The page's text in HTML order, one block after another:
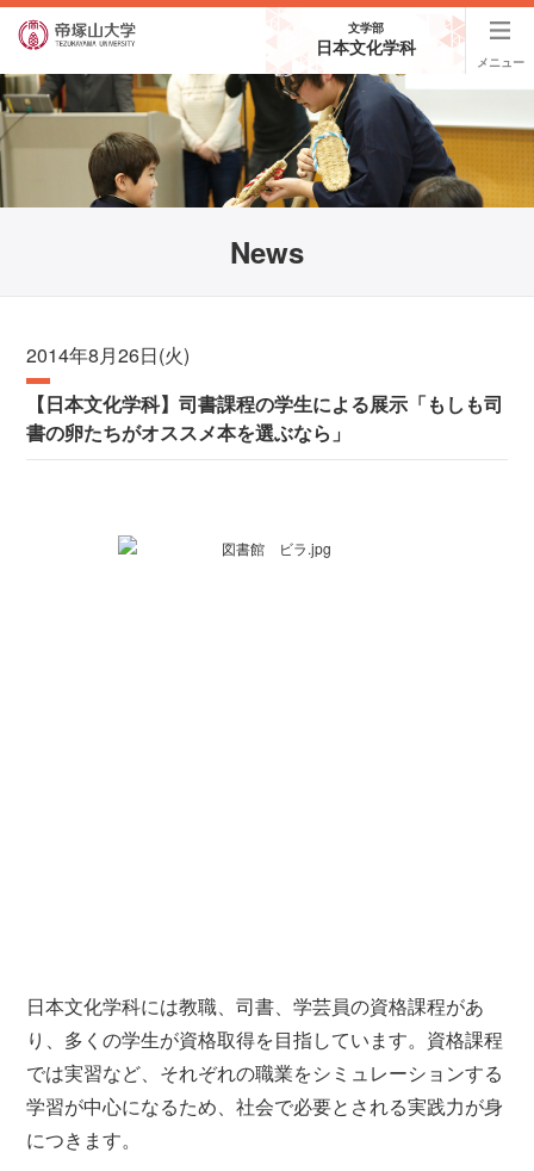
文学部
日本文化学科
メニュー
News
2014年8月26日(火)
【日本文化学科】司書課程の学生による展示「もしも司
書の卵たちがオススメ本を選ぶなら」
日本文化学科には教職、司書、学芸員の資格課程があ
り、多くの学生が資格取得を目指しています。資格課程
では実習など、それぞれの職業をシミュレーションする
学習が中心になるため、社会で必要とされる実践力が身
につきます。